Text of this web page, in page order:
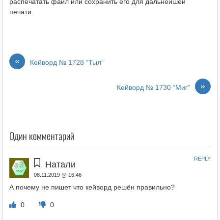
распечатать файл или сохранить его для дальнейшей
печати.
« Кейворд № 1728 “Тыл”
»
Кейворд № 1730 “Миг”
Один комментарий
Натали
08.11.2019 @ 16:46
А почему не пишет что кейворд решён правильно?
0 0
REPLY